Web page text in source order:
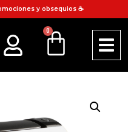
y obsequios ☕
0